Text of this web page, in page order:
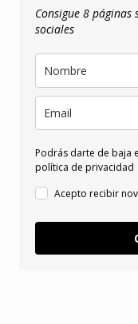
Consigue 8
sociales
Podrás darte de baja
política de privacidad
Acepto recibir